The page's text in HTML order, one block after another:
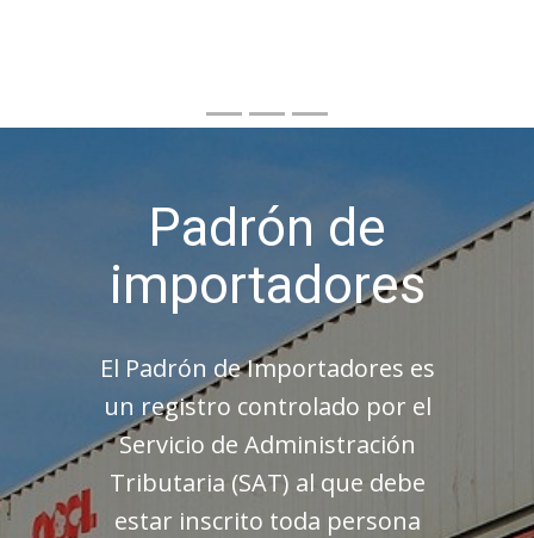
Padrón de
importadores
El Padrón de Importadores es
un registro controlado por el
Servicio de Administración
Tributaria (SAT) al que debe
estar inscrito toda persona